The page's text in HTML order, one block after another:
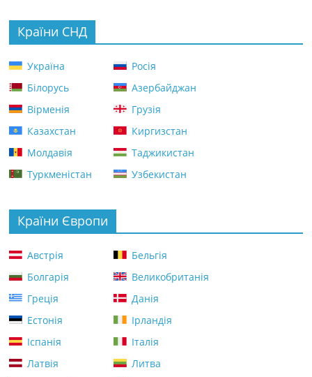
Країни СНД
Україна
Росія
Білорусь
Азербайджан
Вірменія
Грузія
Казахстан
Киргизстан
Молдавія
Таджикистан
Туркменістан
Узбекистан
Країни Європи
Австрія
Бельгія
Болгарія
Великобританія
Греція
Данія
Естонія
Ірландія
Іспанія
Італія
Латвія
Литва